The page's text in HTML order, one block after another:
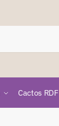
Cactos RDF